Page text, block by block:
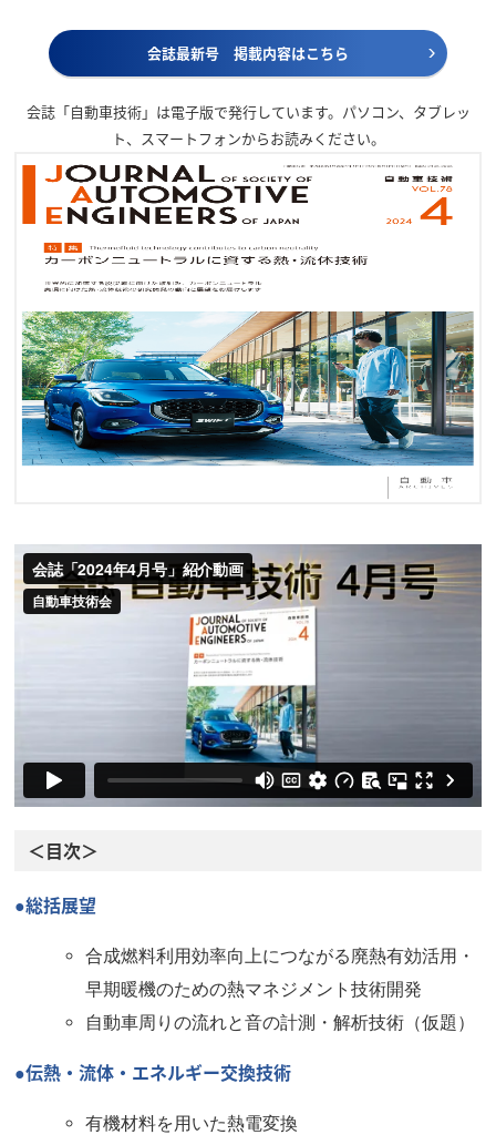
会誌最新号 掲載内容はこちら
会誌「自動車技術」は電子版で発行しています。パソコン、タブレッ
ト、スマートフォンからお読みください。
＜目次＞
●総括展望
合成燃料利用効率向上につながる廃熱有効活用・
早期暖機のための熱マネジメント技術開発
自動車周りの流れと音の計測・解析技術（仮題）
●伝熱・流体・エネルギー交換技術
有機材料を用いた熱電変換